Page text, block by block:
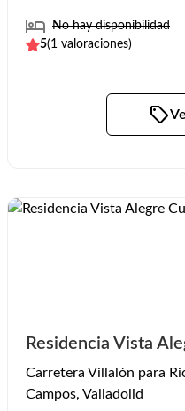
No hay disponibilidad
5(1 valoraciones)
Residencia Vista
Carretera Villalón para
Campos, Valladolid